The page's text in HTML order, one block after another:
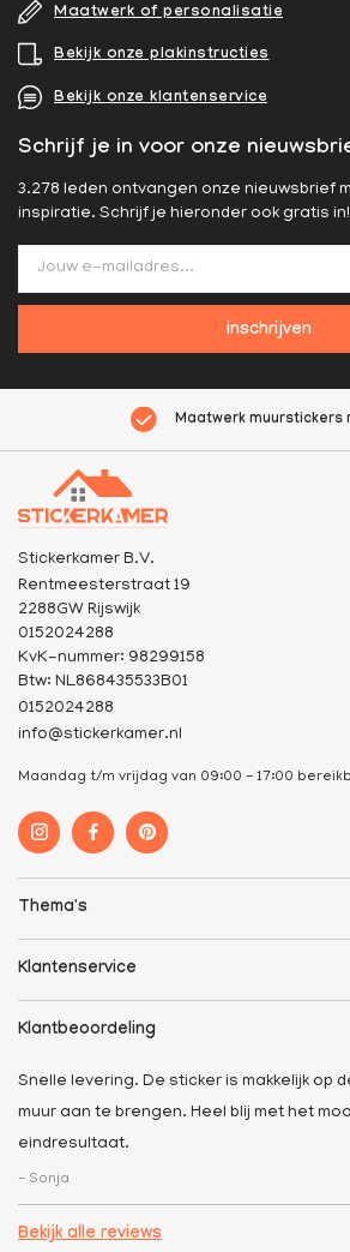
Maatwerk of personalisatie
Bekijk onze plakinstructies
Bekijk onze klantenservice
Schrijf je in voor onze
3.278 leden ontvangen onze nieuwsbrief
inspiratie. Schrijf je hieronder ook gratis in!
inschrijven
Maatwerk muurstickers
Stickerkamer B.V.
Rentmeesterstraat 19
2288GW Rijswijk
0152024288
KvK-nummer: 98299158
Btw: NL868435533B01
0152024288
info@stickerkamer.nl
Maandag t/m vrijdag van 09:00 - 17:00
Thema's
Klantenservice
Klantbeoordeling
Snelle levering. De sticker is makkelijk op
muur aan te brengen. Heel blij met het
eindresultaat.
- Sonja
Bekijk alle reviews